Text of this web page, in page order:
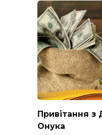
Привітання
Онука